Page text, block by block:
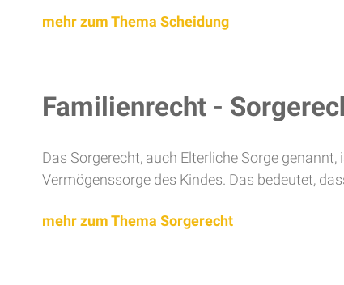
mehr zum Thema Scheidung
Familienrecht -
Das Sorgerecht, auch Elterliche Sorge
Vermögenssorge des Kindes. Das bedeutet,
mehr zum Thema Sorgerecht